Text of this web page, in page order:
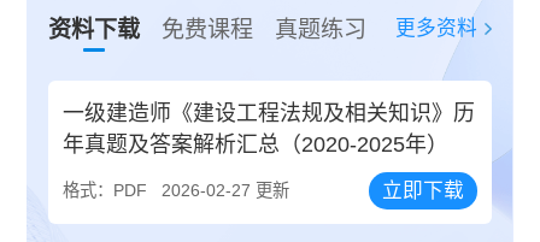
资料下载 免费课程 真题练习 更多资料
一级建造师《建设工程法规及相关知识》历
年真题及答案解析汇总（2020-2025年）
格式：PDF 2026-02-27 更新 立即下载